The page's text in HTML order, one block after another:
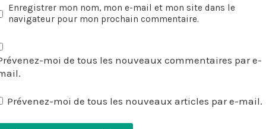
Enregistrer mon nom, mon e-mail et mon site dans le
navigateur pour mon prochain commentaire.
moi de tous les nouveaux commentaires par e-
Prévenez-moi de tous les nouveaux articles par e-mail.